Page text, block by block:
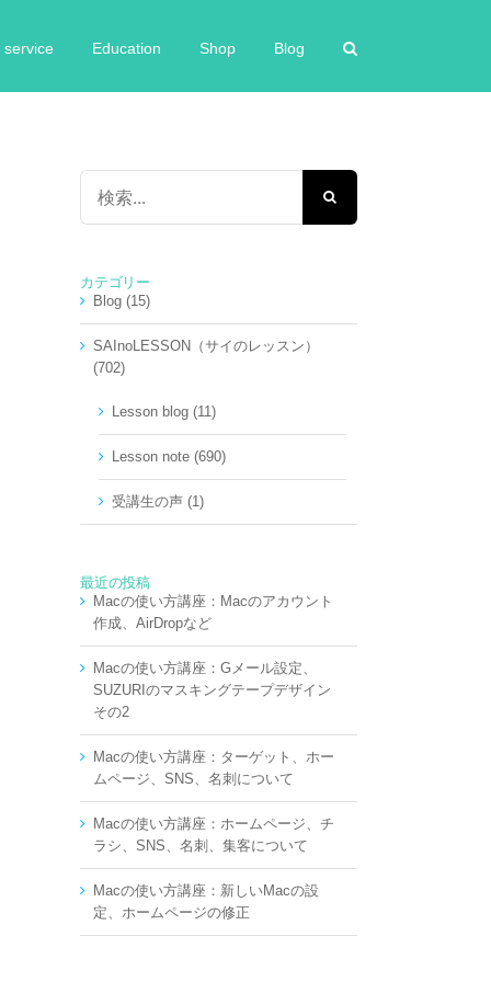
service Education Shop Blog
検
…
カテゴリー
Blog (15)
SAInoLESSON（サイのレッスン）
(702)
Lesson blog (11)
Lesson note (690)
受講生の声 (1)
最近の投稿
Macの使い方講座：Macのアカウント
作成、AirDropなど
Macの使い方講座：Gメール設定、
SUZURIのマスキングテープデザイン
その2
Macの使い方講座：ターゲット、ホー
ムページ、SNS、名刺について
Macの使い方講座：ホームページ、チ
ラシ、SNS、名刺、集客について
Macの使い方講座：新しいMacの設
定、ホームページの修正